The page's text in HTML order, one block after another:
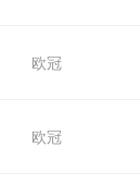
欧冠
欧冠